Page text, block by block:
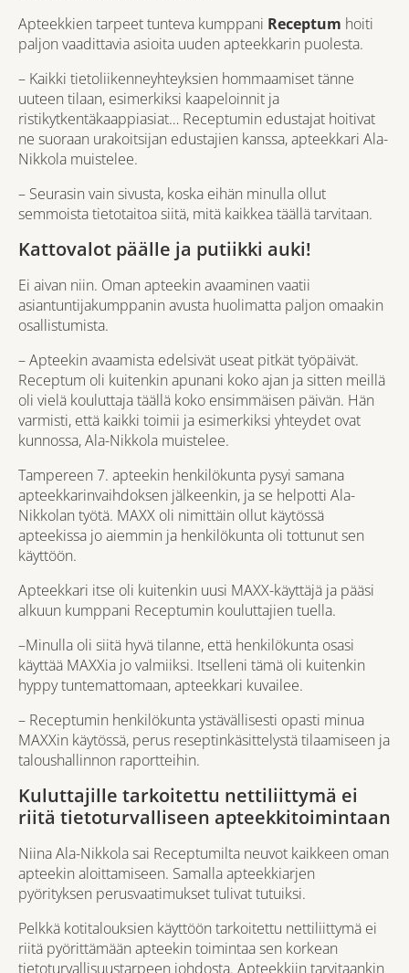
Apteekkien tarpeet tunteva kumppani Receptum hoiti
paljon vaadittavia asioita uuden apteekkarin puolesta.
– Kaikki tietoliikenneyhteyksien hommaamiset tänne
uuteen tilaan, esimerkiksi kaapeloinnit ja
ristikytkentäkaappiasiat… Receptumin edustajat hoitivat
ne suoraan urakoitsijan edustajien kanssa, apteekkari Ala-
Nikkola muistelee.
– Seurasin vain sivusta, koska eihän minulla ollut
semmoista tietotaitoa siitä, mitä kaikkea täällä tarvitaan.
Kattovalot päälle ja putiikki auki!
Ei aivan niin. Oman apteekin avaaminen vaatii
asiantuntijakumppanin avusta huolimatta paljon omaakin
osallistumista.
– Apteekin avaamista edelsivät useat pitkät työpäivät.
Receptum oli kuitenkin apunani koko ajan ja sitten meillä
oli vielä kouluttaja täällä koko ensimmäisen päivän. Hän
varmisti, että kaikki toimii ja esimerkiksi yhteydet ovat
kunnossa, Ala-Nikkola muistelee.
Tampereen 7. apteekin henkilökunta pysyi samana
apteekkarinvaihdoksen jälkeenkin, ja se helpotti Ala-
Nikkolan työtä. MAXX oli nimittäin ollut käytössä
apteekissa jo aiemmin ja henkilökunta oli tottunut sen
käyttöön.
Apteekkari itse oli kuitenkin uusi MAXX-käyttäjä ja pääsi
alkuun kumppani Receptumin kouluttajien tuella.
–Minulla oli siitä hyvä tilanne, että henkilökunta osasi
käyttää MAXXia jo valmiiksi. Itselleni tämä oli kuitenkin
hyppy tuntemattomaan, apteekkari kuvailee.
– Receptumin henkilökunta ystävällisesti opasti minua
MAXXin käytössä, perus reseptinkäsittelystä tilaamiseen ja
taloushallinnon raportteihin.
Kuluttajille tarkoitettu nettiliittymä ei
riitä tietoturvalliseen apteekkitoimintaan
Niina Ala-Nikkola sai Receptumilta neuvot kaikkeen oman
apteekin aloittamiseen. Samalla apteekkiarjen
pyörityksen perusvaatimukset tulivat tutuiksi.
Pelkkä kotitalouksien käyttöön tarkoitettu nettiliittymä ei
riitä pyörittämään apteekin toimintaa sen korkean
tietoturvallisuustarpeen johdosta. Apteekkiin tarvitaankin